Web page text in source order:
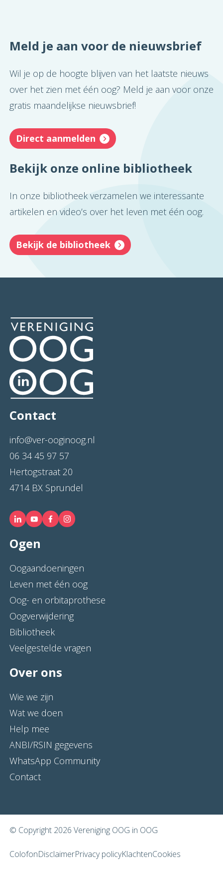
Meld je aan voor de nieuwsbrief
Wil je op de hoogte blijven van het laatste nieuws
over het zien met één oog? Meld je aan voor onze
gratis maandelijkse nieuwsbrief!
Direct aanmelden
Bekijk onze online bibliotheek
In onze bibliotheek verzamelen we interessante
artikelen en video’s over het leven met één oog.
Bekijk de bibliotheek
Contact
info@ver-ooginoog.nl
06 34 45 97 57
Hertogstraat 20
4714 BX Sprundel
Ogen
Oogaandoeningen
Leven met één oog
Oog- en orbitaprothese
Oogverwijdering
Bibliotheek
Veelgestelde vragen
Over ons
Wie we zijn
Wat we doen
Help mee
ANBI/RSIN gegevens
WhatsApp Community
Contact
© Copyright 2026 Vereniging OOG in OOG
ColofonDisclaimerPrivacy policyKlachtenCookies